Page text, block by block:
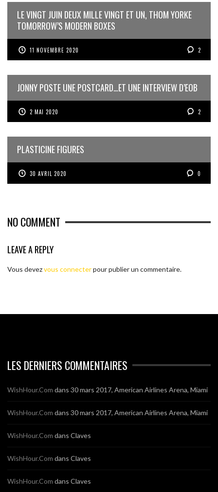
LE VINGT JUIN DEUX MILLE VINGT ET UN, THOM YORKE
TOMORROW’S MODERN BOXES
11 NOVEMBRE 2020 2
JONNY POSTE UNE POSTCARD…ET UNE INTERVIEW D’EOB
2 MAI 2020 2
PLASTICINE FIGURES
30 AVRIL 2020 0
NO COMMENT
LEAVE A REPLY
Vous devezvous connecterpour publier un commentaire.
LES DERNIERS COMMENTAIRES
WishHour.Com dans 30 mars 2017, American Airlines Arena, Miami
WishHour.Com dans 30 mars 2017, American Airlines Arena, Miami
WishHour.Com dans Claves
WishHour.Com dans Claves
WishHour.Com dans Claves